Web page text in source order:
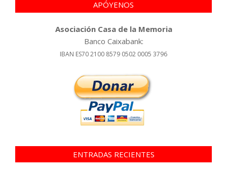
APÓYENOS
Asociación Casa de la Memoria
Banco Caixabank:
IBAN ES70 2100 8579 0502 0005 3796
ENTRADAS RECIENTES